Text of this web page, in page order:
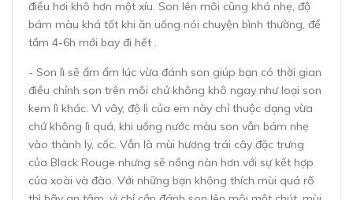
điều hơi khô hơn một xíu. Son lên môi cũng khá nhẹ, độ
bám màu khá tốt khi ăn uống nói chuyện bình thường, để
tầm 4-6h mới bay đi hết .
- Son lì sẽ ẩm ẩm lúc vừa đánh son giúp bạn có thời gian
điều chỉnh son trên môi chứ không khô ngay như loại son
kem lì khác. Vì vây, độ lì của em này chỉ thuộc dạng vừa
chứ không lì quá, khi uống nước màu son vẫn bám nhẹ
vào thành ly, cốc. Vẫn là mùi hương trái cây đặc trưng
của Black Rouge nhưng sẽ nồng nàn hơn với sự kết hợp
của xoài và đào. Với những bạn không thích mùi quá rõ